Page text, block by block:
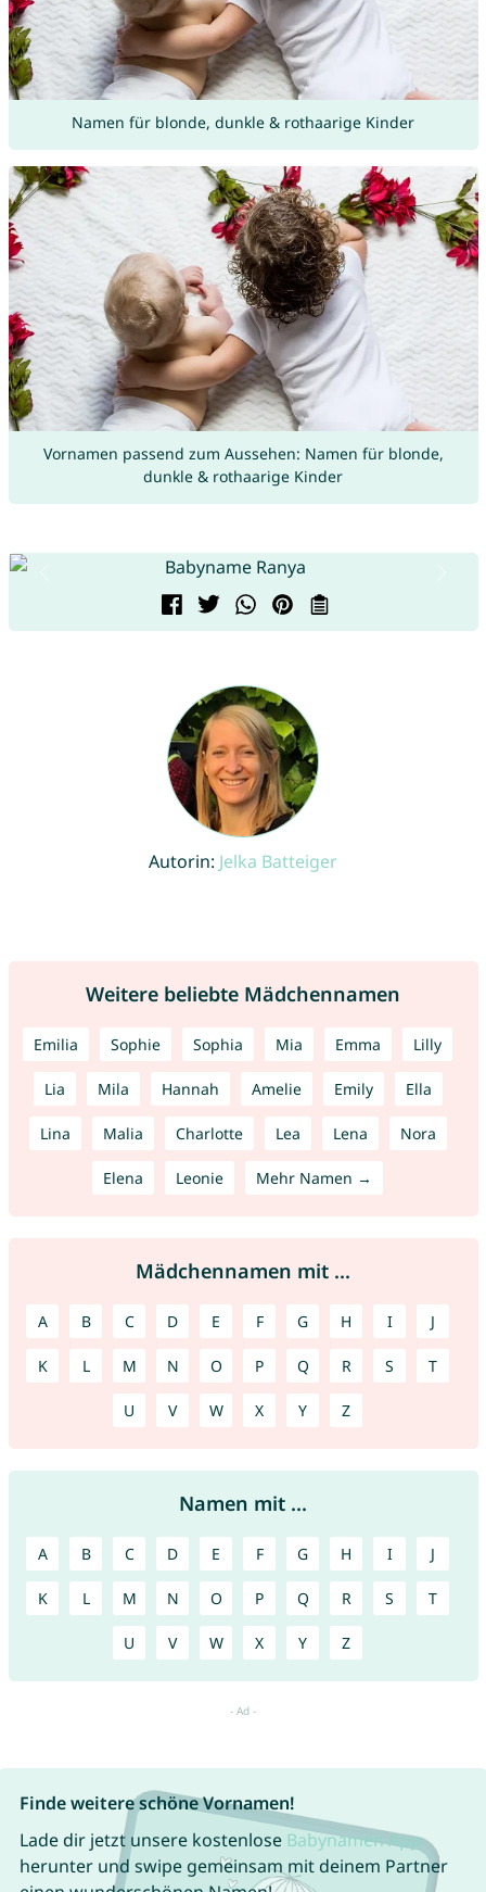
Namen für blonde, dunkle & rothaarige Kinder
Vornamen passend zum Aussehen: Namen für blonde,
dunkle & rothaarige Kinder
Autorin: Jelka Batteiger
Weitere beliebte Mädchennamen
Emilia Sophie Sophia Mia Emma Lilly
Lia Mila Hannah Amelie Emily Ella
Lina Malia Charlotte Lea Lena Nora
Elena Leonie Mehr Namen →
Mädchennamen mit ...
A B C D E F G H I J
K L M N O P Q R S T
U V W X Y Z
Namen mit ...
A B C D E F G H I J
K L M N O P Q R S T
U V W X Y Z
Finde weitere schöne Vornamen!
Lade dir jetzt unsere kostenlose Babynamen App
herunter und swipe gemeinsam mit deinem Partner